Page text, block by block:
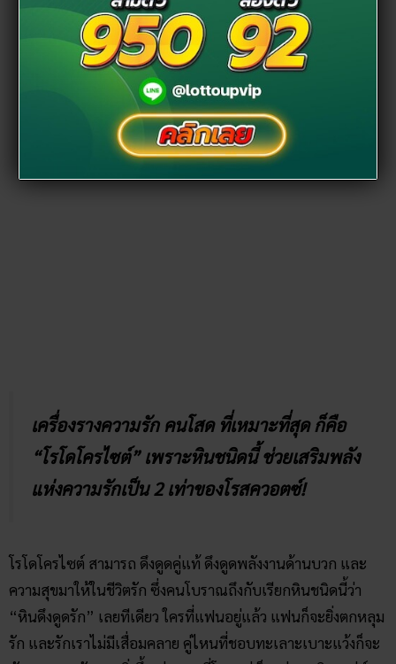
เครื่องรางความรัก คนโสด ที่เหมาะที่สุด ก็คือ
“โรโดโครไซต์” เพราะหินชนิดนี้ ช่วยเสริมพลัง
แห่งความรักเป็น 2 เท่าของโรสควอตซ์!
โรโดโครไซต์ สามารถ ดึงดูดคู่แท้ ดึงดูดพลังงานด้านบวก และ
ความสุขมาให้ในชีวิตรัก ซึ่งคนโบราณถึงกับเรียกหินชนิดนี้ว่า
“หินดึงดูดรัก” เลยทีเดียว ใครที่แฟนอยู่แล้ว แฟนก็จะยิ่งตกหลุม
รัก และรักเราไม่มีเสื่อมคลาย คู่ไหนที่ชอบทะเลาะเบาะแว้งก็จะ